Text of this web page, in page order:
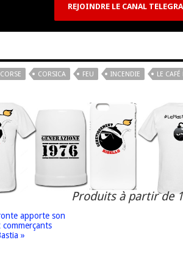
REJOINDRE LE CANAL
CORSE CORSICA FEU INCENDIE LE
Produits à partir de
apporte son
»